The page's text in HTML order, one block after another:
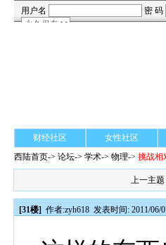
财经社区 女性社区
西陆首页->论坛->学术-> 物理->挑战相
上一主
[31楼] 作者:zyh618 发表时间: 2011/06/